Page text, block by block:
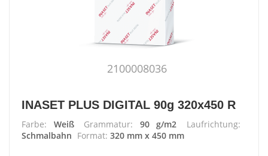
2100008036
INASET PLUS DIGITAL 90g 320x450 R
Farbe: Weiß Grammatur: 90 g/m2
Laufrichtung:
Schmalbahn Format: 320 mm x 450 mm